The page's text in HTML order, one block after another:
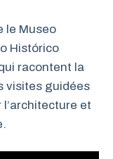
le Museo
Histórico
racontent la
visites guidées
et